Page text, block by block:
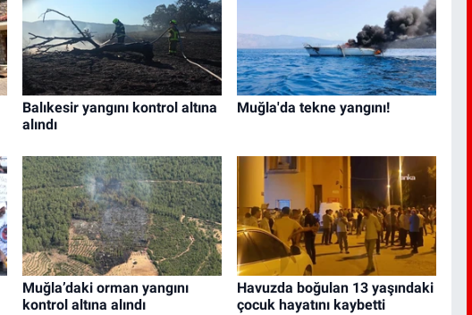
Balıkesir yangını kontrol altına
alındı
Muğla'da tekne yangını!
Muğla’daki orman yangını
kontrol altına alındı
Havuzda boğulan 13 yaşındaki
çocuk hayatını kaybetti